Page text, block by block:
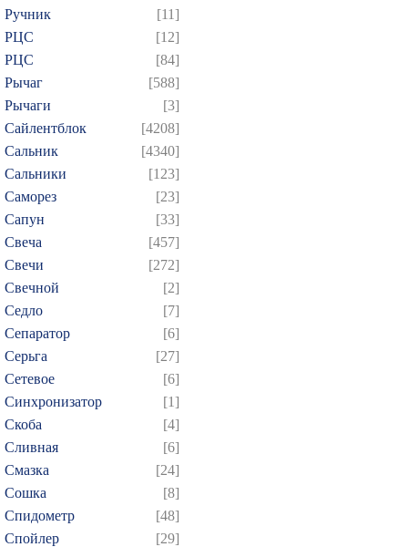
Ручник
[11]
РЦC
[12]
РЦС
[84]
Рычаг
[588]
Рычаги
[3]
Сайлентблок
[4208]
Сальник
[4340]
Сальники
[123]
Саморез
[23]
Сапун
[33]
Свеча
[457]
Свечи
[272]
Свечной
[2]
Седло
[7]
Сепаратор
[6]
Серьга
[27]
Сетевое
[6]
Синхронизатор
[1]
Скоба
[4]
Сливная
[6]
Смазка
[24]
Сошка
[8]
Спидометр
[48]
Спойлер
[29]